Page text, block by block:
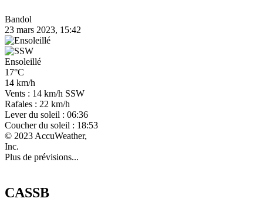
Bandol
23 mars 2023, 15:42
Ensoleillé
17°C
14 km/h
Vents : 14 km/h SSW
Rafales : 22 km/h
Lever du soleil : 06:36
Coucher du soleil : 18:53
© 2023 AccuWeather,
Inc.
Plus de prévisions...
CASSB